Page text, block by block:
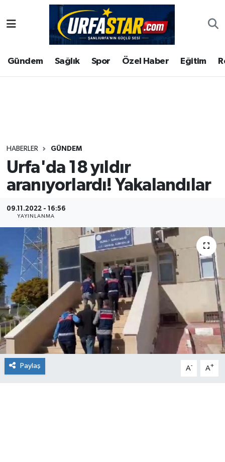
Gündem Sağlık Spor Özel Haber Eğitim
HABERLER GÜNDEM
Urfa'da 18 yıldır
aranıyorlardı! Yakalandılar
09.11.2022 - 16:56
YAYINLANMA
Paylaş A- A+
ASAYİS
ÇEVRE
Gündem
Kültür
Magazin
Şanlıurfa Nöbetçi Eczaneler
Şanlıurfa Hava Durumu
Tüm Manşetler
Son Dakika Haberleri
Haber Arşivi